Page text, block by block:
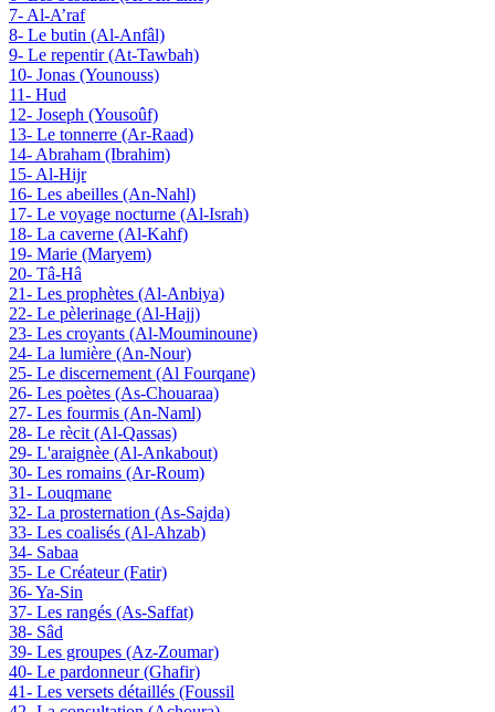
7- Al-A’raf
8- Le butin (Al-Anfâl)
9- Le repentir (At-Tawbah)
10- Jonas (Younouss)
11- Hud
12- Joseph (Yousoûf)
13- Le tonnerre (Ar-Raad)
14- Abraham (Ibrahim)
15- Al-Hijr
16- Les abeilles (An-Nahl)
17- Le voyage nocturne (Al-Israh)
18- La caverne (Al-Kahf)
19- Marie (Maryem)
20- Tâ-Hâ
21- Les prophètes (Al-Anbiya)
22- Le pèlerinage (Al-Hajj)
23- Les croyants (Al-Mouminoune)
24- La lumière (An-Nour)
25- Le discernement (Al Fourqane)
26- Les poètes (As-Chouaraa)
27- Les fourmis (An-Naml)
28- Le rècit (Al-Qassas)
29- L'araignèe (Al-Ankabout)
30- Les romains (Ar-Roum)
31- Louqmane
32- La prosternation (As-Sajda)
33- Les coalisés (Al-Ahzab)
34- Sabaa
35- Le Créateur (Fatir)
36- Ya-Sin
37- Les rangés (As-Saffat)
38- Sâd
39- Les groupes (Az-Zoumar)
40- Le pardonneur (Ghafir)
41- Les versets détaillés (Foussil